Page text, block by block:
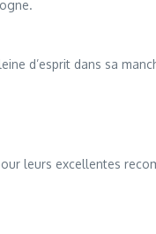
d’esprit dans sa
leurs excellentes